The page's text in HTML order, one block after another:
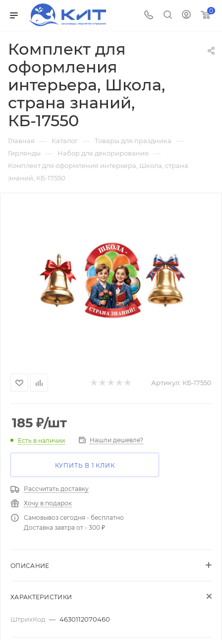
0
Комплект для
оформления
интерьера, Школа,
страна знаний,
КБ-17550
Главная — Каталог — Товары для праздника —
Гирлянды — Набор для декорирования —
Комплект для оформления интерьера, Школа, страна
знаний, КБ-17550
Артикул: КБ-17550
185 ₽/шт
Есть в наличии Нашли дешевле?
КУПИТЬ В 1 КЛИК
Рассчитать доставку
Хочу в подарок
Самовывоз сегодня - бесплатно
Доставка завтра от - 300 ₽
ОПИСАНИЕ
ХАРАКТЕРИСТИКИ
ШтрихКод — 4630112070460